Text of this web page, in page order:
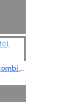
Boony Kat Borstel Combi 2-zijdig - M